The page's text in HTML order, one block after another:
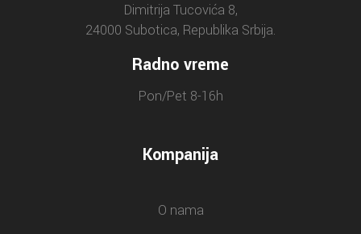
Dimitrija Tucovića 8,
24000 Subotica, Republika Srbija.
Radno vreme
Pon/Pet 8-16h
Kompanija
O nama